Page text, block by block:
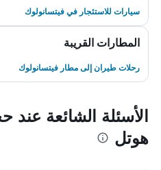
سيارات للاستئجار في فيتسانولوك
المطارات القريبة
رحلات طيران إلى مطار فيتسانولوك
الأسئلة الشائعة عند
هوتل